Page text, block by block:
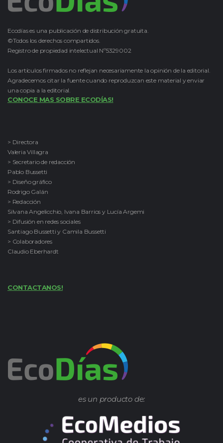
Ecodías es una publicación de distribución gratuita.
©Todos los derechos compartidos.
Registro de propiedad intelectual Nº5329002
Los artículos firmados no reflejan necesariamente la opinión de la editorial.
Agradecemos citar la fuente cuando reproduzcan este material y enviar
una copia a la editorial.
CONOCE MAS SOBRE ECODÍAS!
> Directora
Valeria Villagra
> Secretario de redacción
Pablo Bussetti
> Diseño gráfico
Rodrigo Galán
> Redacción
Silvana Angelicchio, Ivana Barrios y Lucía Argemi
> Difusión en redes sociales
Santiago Bussetti y Camila Bussetti
> Colaboradores
Claudio Eberhardt
CONTACTANOS!
es un producto de: